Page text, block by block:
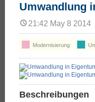
Umwandlung
21:42 May 8 2014
Modernisierung
Beschreibungen